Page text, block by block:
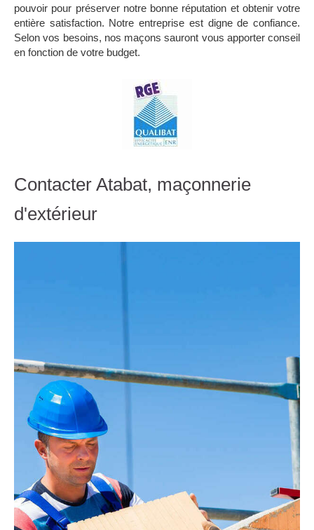
pouvoir pour préserver notre bonne réputation et obtenir votre
entière satisfaction. Notre entreprise est digne de confiance.
Selon vos besoins, nos maçons sauront vous apporter conseil
en fonction de votre budget.
Contacter Atabat, maçonnerie
d'extérieur